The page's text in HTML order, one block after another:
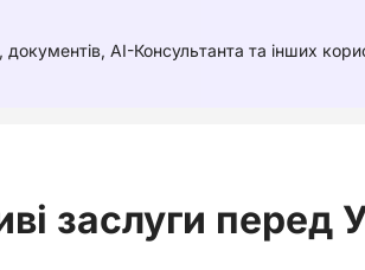
AI-Консультанта та інших
заслуги